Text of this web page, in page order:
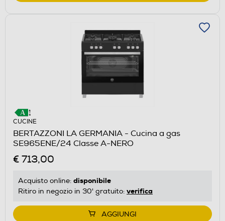
CUCINE
BERTAZZONI LA GERMANIA - Cucina a gas
SE965ENE/24 Classe A-NERO
€ 713,00
Acquisto online: disponibile
Ritiro in negozio in 30' gratuito: verifica
AGGIUNGI